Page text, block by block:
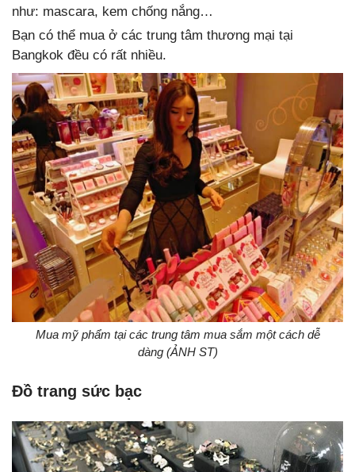
như: mascara, kem chống nắng…
Bạn có thể mua ở các trung tâm thương mại tại
Bangkok đều có rất nhiều.
Mua mỹ phẩm tại các trung tâm mua sắm một cách dễ
dàng (ẢNH ST)
Đồ trang sức bạc